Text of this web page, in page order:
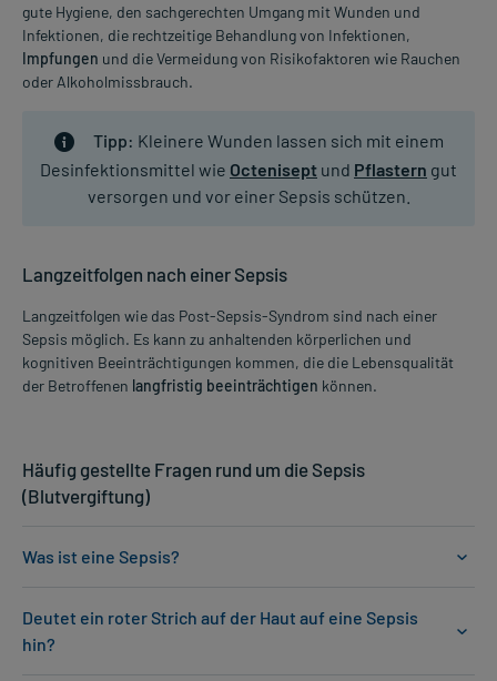
gute Hygiene, den sachgerechten Umgang mit Wunden und
Infektionen, die rechtzeitige Behandlung von Infektionen,
Impfungen und die Vermeidung von Risikofaktoren wie Rauchen
oder Alkoholmissbrauch.
Tipp: Kleinere Wunden lassen sich mit einem
Desinfektionsmittel wie Octenisept und Pflastern gut
versorgen und vor einer Sepsis schützen.
Langzeitfolgen nach einer Sepsis
Langzeitfolgen wie das Post-Sepsis-Syndrom sind nach einer
Sepsis möglich. Es kann zu anhaltenden körperlichen und
kognitiven Beeinträchtigungen kommen, die die Lebensqualität
der Betroffenen langfristig beeinträchtigen können.
Häufig gestellte Fragen rund um die Sepsis
(Blutvergiftung)
Was ist eine Sepsis?
Deutet ein roter Strich auf der Haut auf eine Sepsis
hin?